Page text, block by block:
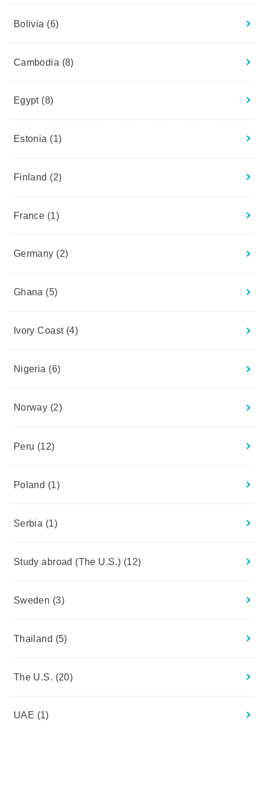
Bolivia (6)
Cambodia (8)
Egypt (8)
Estonia (1)
Finland (2)
France (1)
Germany (2)
Ghana (5)
Ivory Coast (4)
Nigeria (6)
Norway (2)
Peru (12)
Poland (1)
Serbia (1)
Study abroad (The U.S.) (12)
Sweden (3)
Thailand (5)
The U.S. (20)
UAE (1)